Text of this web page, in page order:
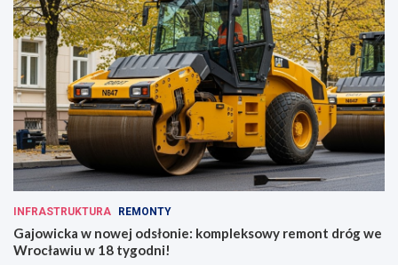
INFRASTRUKTURA REMONTY
Gajowicka w nowej odsłonie: kompleksowy remont dróg we
Wrocławiu w 18 tygodni!